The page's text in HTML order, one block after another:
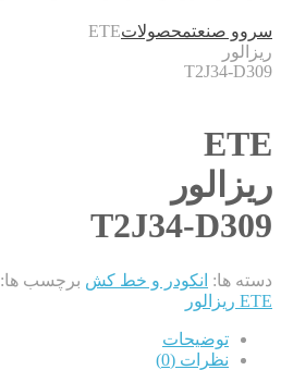
سروو صنعتمحصولاتETE
ریزالور
T2J34-D309
ETE
ریزالور
T2J34-D309
دسته ها: انکودر و خط کش برچسب ها:
ETE ریزالور
توضیحات
نظرات (0)